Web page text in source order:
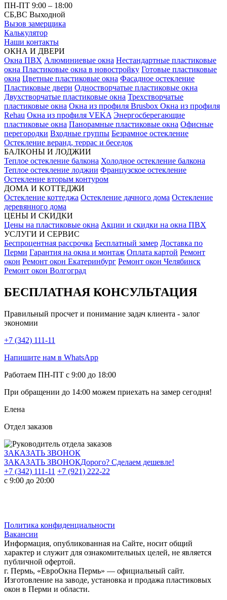
ПН-ПТ 9:00 – 18:00
СБ,ВС Выходной
Вызов замерщика
Калькулятор
Наши контакты
ОКНА И ДВЕРИ
Окна ПВХ Алюминиевые окна Нестандартные пластиковые
окна Пластиковые окна в новостройку Готовые пластиковые
окна Цветные пластиковые окна Фасадное остекление
Пластиковые двери Одностворчатые пластиковые окна
Двухстворчатые пластиковые окна Трехстворчатые
пластиковые окна Окна из профиля Brusbox Окна из профиля
Rehau Окна из профиля VEKA Энергосберегающие
пластиковые окна Панорамные пластиковые окна Офисные
перегородки Входные группы Безрамное остекление
Остекление веранд, террас и беседок
БАЛКОНЫ И ЛОДЖИИ
Теплое остекление балкона Холодное остекление балкона
Теплое остекление лоджии Французское остекление
Остекление вторым контуром
ДОМА И КОТТЕДЖИ
Остекление коттеджа Остекление дачного дома Остекление
деревянного дома
ЦЕНЫ И СКИДКИ
Цены на пластиковые окна Акции и скидки на окна ПВХ
УСЛУГИ И СЕРВИС
Беспроцентная рассрочка Бесплатный замер Доставка по
Перми Гарантия на окна и монтаж Оплата картой Ремонт
окон Ремонт окон Екатеринбург Ремонт окон Челябинск
Ремонт окон Волгоград
БЕСПЛАТНАЯ КОНСУЛЬТАЦИЯ
Правильный просчет и понимание задач клиента - залог
экономии
+7 (342) 111-11
Напишите нам в WhatsApp
Работаем ПН-ПТ с 9:00 до 18:00
При обращении до 14:00 можем приехать на замер сегодня!
Елена
Отдел заказов
ЗАКАЗАТЬ ЗВОНОК
ЗАКАЗАТЬ ЗВОНОКДорого? Сделаем дешевле!
+7 (342) 111-11 +7 (921) 222-22
с 9:00 до 20:00
Политика конфиденциальности
Вакансии
Информация, опубликованная на Сайте, носит общий
характер и служит для ознакомительных целей, не является
публичной офертой.
г. Пермь, «ЕвроОкна Пермь» — официальный сайт.
Изготовление на заводе, установка и продажа пластиковых
окон в Перми и области.